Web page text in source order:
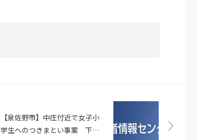
【泉佐野市】中庄付近で女子小
学生へのつきまとい事案 下校